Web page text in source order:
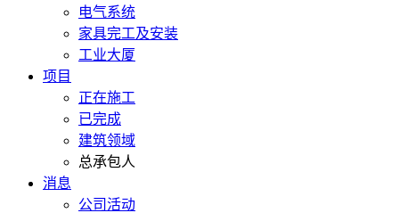
电气系统
家具完工及安装
工业大厦
项目
正在施工
已完成
建筑领域
总承包人
消息
公司活动